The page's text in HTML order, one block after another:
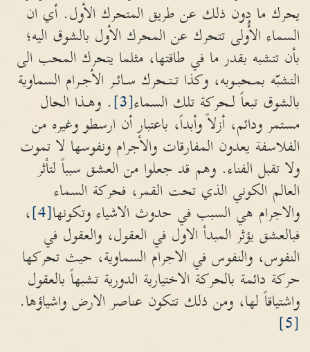
يحرك ما دون ذلك عن طريق المتحرك الأول. أي ان
السماء الأُولى تتحرك عن المحرك الأول بالشوق اليه؛
بأن تتشبه بقدر ما في طاقتها، مثلما يتحرك المحب الى
التشبّه بمـحبـوبه، وكذا تـتـحرك سـائـر الأجـرام السماوية
بالشوق تبعاً لـحركة تلك السماء[3]
. وهـذا الحال
مستمر ودائم، أزلاً وأبداً، باعتبار أن ارسطو وغيره من
الفلاسفة يعدون المفارقات والأجرام ونفوسها لا تموت
ولا تقبل الفناء. وهم قد جعلوا من العشق سبباً لتأثر
العالم الكوني الذي تحت القمر، فحركة السماء
والاجرام هي السبب في حدوث الاشياء وتكونها[4]
،
فبالعشق يؤثر المبدأ الاول في العقول، والعقول في
النفوس، والنفوس في الاجرام السماوية، حيث تحركها
حركة دائمة بالحركة الاختيارية الدورية تشبهاً بالعقول
واشتياقاً لها، ومن ذلك تتكون عناصر الارض واشياؤها.
[5]